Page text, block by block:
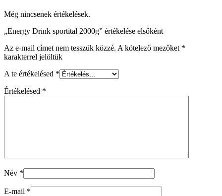
Még nincsenek értékelések.
„Energy Drink sportital 2000g” értékelése elsőként
Az e-mail címet nem tesszük közzé. A kötelező mezőket *
karakterrel jelöltük
A te értékelésed *
Értékelésed *
Név *
E-mail *